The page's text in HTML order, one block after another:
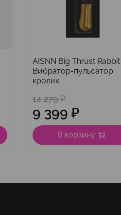
AISNN Big Thrust
Вибратор-пульсатор
кролик
14 279 ₽
9 399 ₽
В корзину